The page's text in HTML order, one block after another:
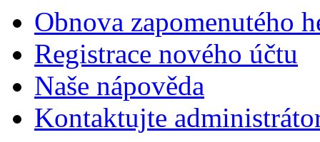
Obnova zapomenutého
Registrace nového účtu
Naše nápověda
Kontaktujte